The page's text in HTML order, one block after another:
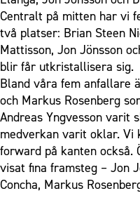
Centralt på mitten har vi
två platser: Brian Steen
Mattisson, Jon Jönsson
blir får utkristallisera sig.
Bland våra fem anfallare
och Markus Rosenberg
Andreas Yngvesson varit
medverkan varit oklar. Vi
forward på kanten också.
visat fina framsteg – Jon
Concha, Markus